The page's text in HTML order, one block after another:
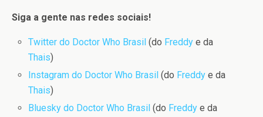
Siga a gente nas redes sociais!
Twitter do Doctor Who Brasil (do Freddy e da
Thais)
Instagram do Doctor Who Brasil (do Freddy e da
Thais)
Bluesky do Doctor Who Brasil (do Freddy e da